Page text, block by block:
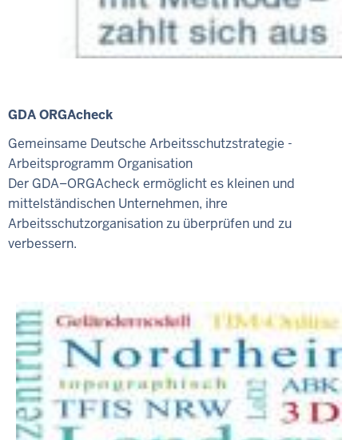
GDA ORGAcheck
Gemeinsame Deutsche Arbeitsschutzstrategie -
Arbeitsprogramm Organisation
Der GDA–ORGAcheck ermöglicht es kleinen und
mittelständischen Unternehmen, ihre
Arbeitsschutzorganisation zu überprüfen und zu
verbessern.